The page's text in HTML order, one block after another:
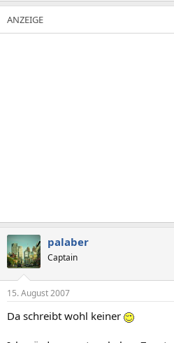
palaber
Captain
15. August 2007
Da schreibt wohl keiner